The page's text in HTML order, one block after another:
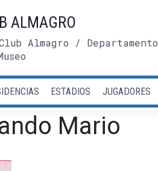
ALMAGRO
Almagro /
ESTADIOS JUGADORES
Mario